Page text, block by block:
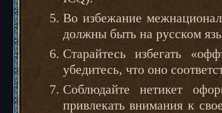
Во избежание
должны быть на русском
Старайтесь избегать
убедитесь, что оно
Соблюдайте нетикет
привлекать внимания к